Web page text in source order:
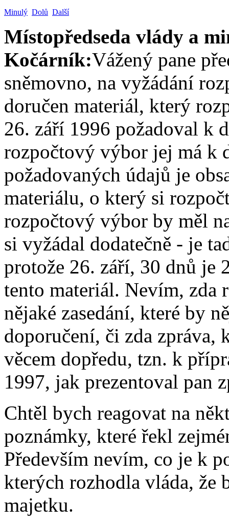
Minulý Dolů Další
Místopředseda vlády a
Kočárník:Vážený pane
sněmovno, na vyžádání
doručen materiál, který
26. září 1996 požadoval k
rozpočtový výbor jej má k
požadovaných údajů je
materiálu, o který si
rozpočtový výbor by měl
si vyžádal dodatečně - je
protože 26. září, 30 dnů je
tento materiál. Nevím,
nějaké zasedání, které by
doporučení, či zda zpráva,
věcem dopředu, tzn. k
1997, jak prezentoval pan
Chtěl bych reagovat na
poznámky, které řekl
Především nevím, co je k
kterých rozhodla vláda, že
majetku.